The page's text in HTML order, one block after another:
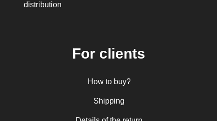
distribution
For clients
How to buy?
Shipping